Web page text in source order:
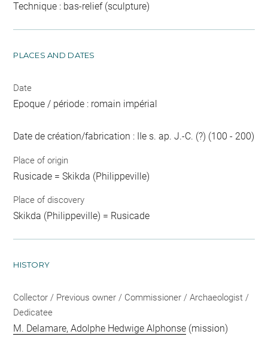
Technique : bas-relief (sculpture)
PLACES AND DATES
Date
Epoque / période : romain impérial
Date de création/fabrication : IIe s. ap. J.-C. (?) (100 - 200)
Place of origin
Rusicade = Skikda (Philippeville)
Place of discovery
Skikda (Philippeville) = Rusicade
HISTORY
Collector / Previous owner / Commissioner / Archaeologist /
Dedicatee
M. Delamare, Adolphe Hedwige Alphonse (mission)